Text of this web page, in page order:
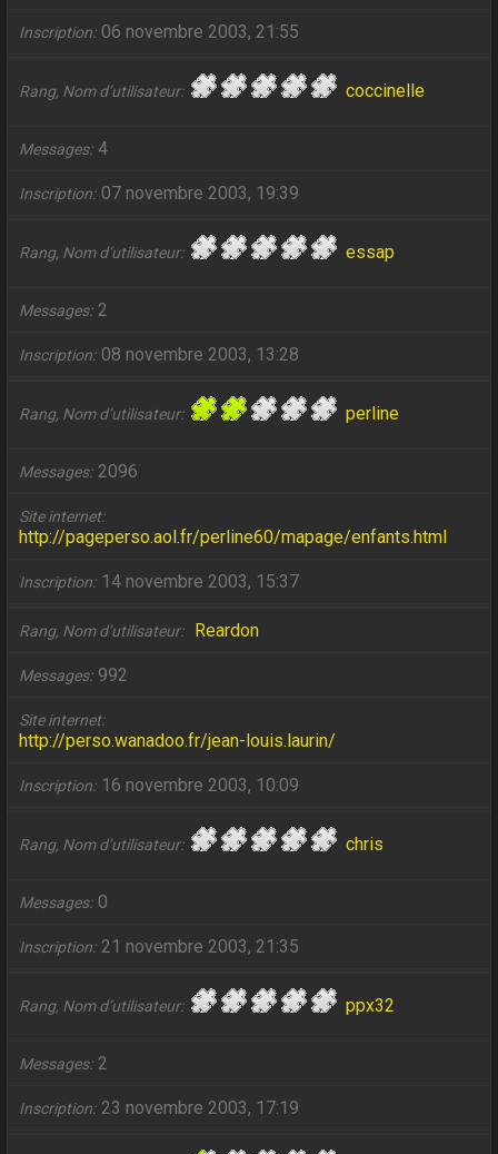
Inscription 06 novembre 2003, 21:55
Rang, Nom d’utilisateur coccinelle
Messages 4
Inscription 07 novembre 2003, 19:39
Rang, Nom d’utilisateur essap
Messages 2
Inscription 08 novembre 2003, 13:28
Rang, Nom d’utilisateur perline
Messages 2096
Site internet
http://pageperso.aol.fr/perline60/mapage/enfants.html
Inscription 14 novembre 2003, 15:37
Rang, Nom d’utilisateur Reardon
Messages 992
Site internet
http://perso.wanadoo.fr/jean-louis.laurin/
Inscription 16 novembre 2003, 10:09
Rang, Nom d’utilisateur chris
Messages 0
Inscription 21 novembre 2003, 21:35
Rang, Nom d’utilisateur ppx32
Messages 2
Inscription 23 novembre 2003, 17:19